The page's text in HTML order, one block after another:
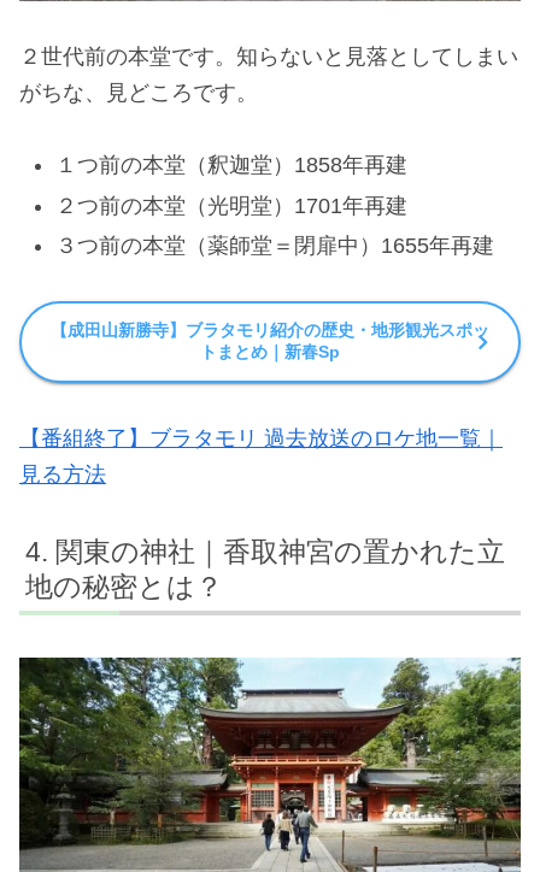
２世代前の本堂です。知らないと見落としてしまい
がちな、見どころです。
１つ前の本堂（釈迦堂）1858年再建
２つ前の本堂（光明堂）1701年再建
３つ前の本堂（薬師堂＝閉扉中）1655年再建
【成田山新勝寺】ブラタモリ紹介の歴史・地形観光スポッ
トまとめ｜新春Sp
【番組終了】ブラタモリ 過去放送のロケ地一覧｜
見る方法
関東の神社｜香取神宮の置かれた立
地の秘密とは？